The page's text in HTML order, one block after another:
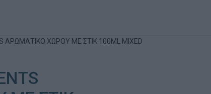
ΑΡΩΜΑΤΙΚΟ ΧΩΡΟΥ ΜΕ ΣΤΙΚ 100ML MIXED